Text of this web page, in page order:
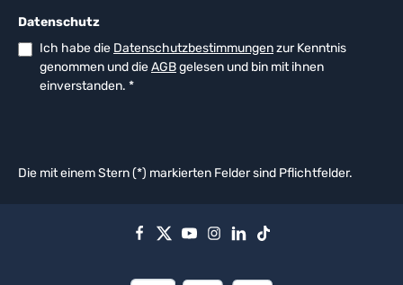
Datenschutz
Ich habe die Datenschutzbestimmungenzur Kenntnis
genommen und dieAGBgelesen und bin mit ihnen
einverstanden. *
Die mit einem Stern (*) markierten Felder sind Pflichtfelder.